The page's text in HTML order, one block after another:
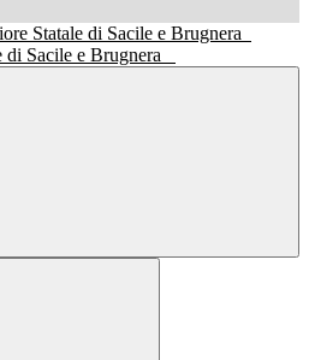
Sacile e Brugnera